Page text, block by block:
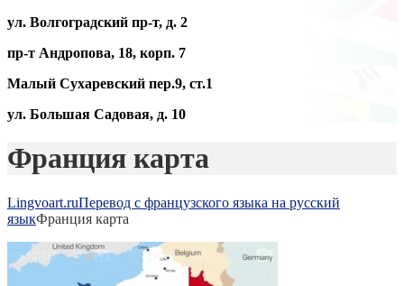
ул. Волгоградский пр-т, д. 2
пр-т Андропова, 18, корп. 7
Малый Сухаревский пер.9, ст.1
ул. Большая Садовая, д. 10
Франция карта
Lingvoart.ruПеревод с французского языка на русский
языкФранция карта